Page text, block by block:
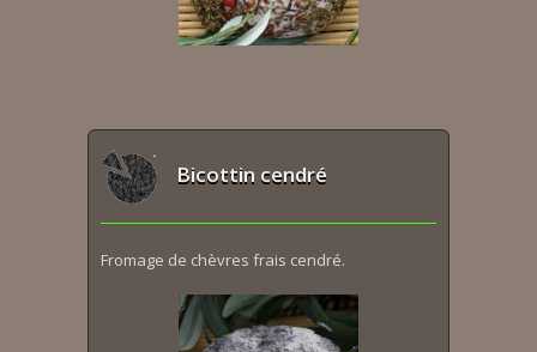
Bicottin cendré
Fromage de chèvres frais cendré.